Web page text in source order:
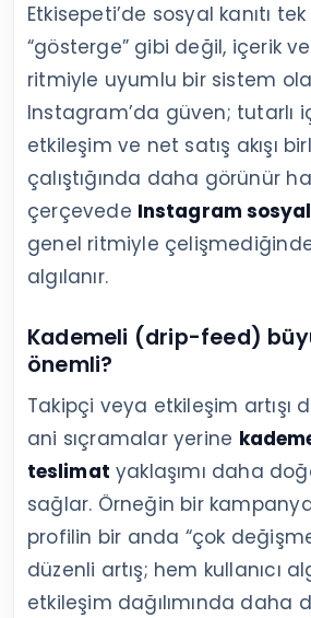
Etkisepeti’de sosyal kanıtı
“gösterge” gibi değil, içerik
ritmiyle uyumlu bir sistem
Instagram’da güven; tutarlı
etkileşim ve net satış akışı
çalıştığında daha görünür
çerçevede Instagram
genel ritmiyle
algılanır.
Kademeli (drip-feed)
önemli?
Takipçi veya etkileşim artışı
ani sıçramalar yerine
teslimat yaklaşımı daha
sağlar. Örneğin bir
profilin bir anda “çok
düzenli artış; hem kullanıcı
etkileşim dağılımında daha